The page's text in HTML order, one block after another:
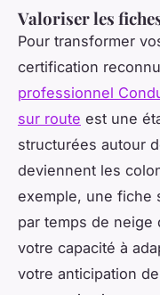
Valoriser les
Pour transformer
certification
professionnel
sur route est une
structurées autour
deviennent les
exemple, une fiche
par temps de neige
votre capacité à
votre anticipation